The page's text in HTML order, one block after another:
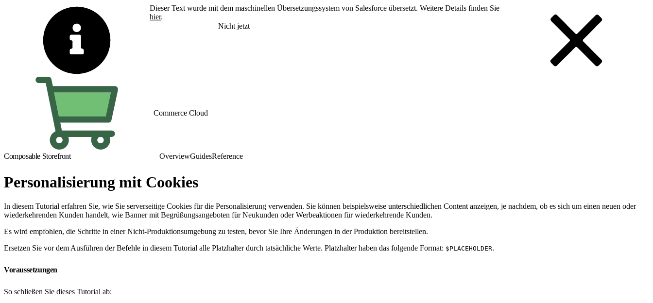
Dieser Text wurde mit dem maschinellen Übersetzungssystem von Salesforce übersetzt. Weitere Details finden Sie
hier.
Nicht jetzt
Commerce Cloud
Composable Storefront OverviewGuidesReference
Personalisierung mit Cookies
In diesem Tutorial erfahren Sie, wie Sie serverseitige Cookies für die Personalisierung verwenden. Sie können beispielsweise unterschiedlichen Content anzeigen, je nachdem, ob es sich um einen neuen oder
wiederkehrenden Kunden handelt, wie Banner mit Begrüßungsangeboten für Neukunden oder Werbeaktionen für wiederkehrende Kunden.
Es wird empfohlen, die Schritte in einer Nicht-Produktionsumgebung zu testen, bevor Sie Ihre Änderungen in der Produktion bereitstellen.
Ersetzen Sie vor dem Ausführen der Befehle in diesem Tutorial alle Platzhalter durch tatsächliche Werte. Platzhalter haben das folgende Format: $PLACEHOLDER.
Voraussetzungen
So schließen Sie dieses Tutorial ab: